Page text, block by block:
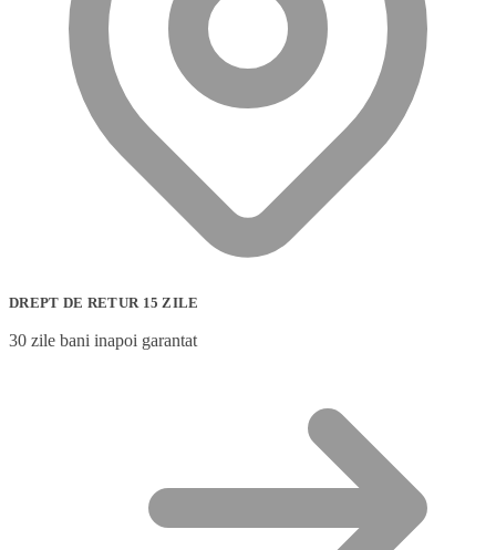
DREPT DE RETUR 15 ZILE
30 zile bani inapoi garantat